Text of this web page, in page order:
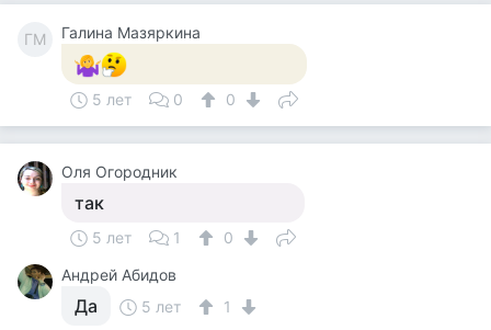
ГМ Галина Мазяркина
5 лет 0 0
Оля Огородник
так
5 лет 1
0
Андрей Абидов
Да 5 лет 1